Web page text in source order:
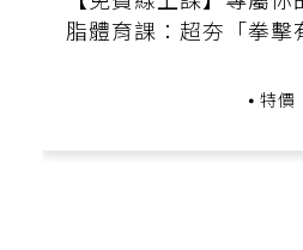
【免費線上課】專屬你
脂體育課：超夯「拳擊
高壓族在家釋放壓力無